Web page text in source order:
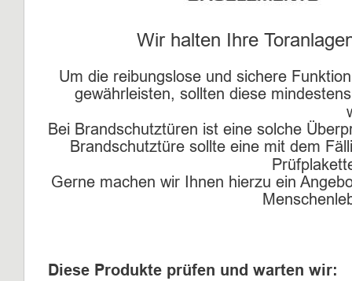
Wir halten Ihre
Um die reibungslose und sichere
gewährleisten, sollten diese
Bei Brandschutztüren ist eine solche
Brandschutztüre sollte eine mit dem
Gerne machen wir Ihnen hierzu ein
Diese Produkte prüfen und warten wir: